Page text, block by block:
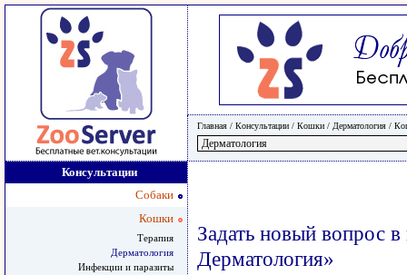
Главная / Консультации / Кошки / Дерматология /
Консультации
Собаки
Кошки
Терапия
Дерматология
Инфекции и паразиты
Задать новый вопрос
Дерматология»